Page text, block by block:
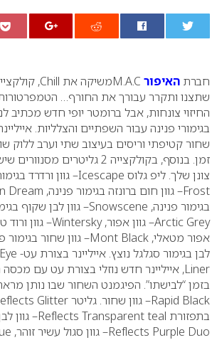
חברת האיפור M.A.Cמשיקה את Chill
,
שתצנו ותקרר עבורך את החורף… הטמפרטורות
החיזוי צונחות, אבל ברומטר יופי חדש מכתיב
בגימורי פנינה עבור השפתיים והצלליות.
שחור קטיפתי וריסים בעיצוב שתי וערב ללוק
זמן. בנוסף, בקולקצייה 2
צונן שלך. ליפ גלוס Icescape– גוון ורדרד
Frost– גוון חום ברונזה בגימור פנינה, Dream
בגימור פנינה, Snowscene– גוון לבן שקוף
Arctic Grey– גוון אפור,Wintersky– גוון ורוד
אפור מטאלי, Mont Black– גוון שחור בגימור
לבן בגימור סגלגל נוצץ. אייליינר בצורת עט-
Liner, אייליינר חדש נוזלי בצורת עט עם מכסה
בזמן “לבישתו”. הפיגמנט השחור שבו נותן
Rapid Black– גוון שחור. גליטרGlitter
בתפזורת Reflects Transparent teal– גוון
Reflects Purple Duo– גוון סגול עשיר זוהר,